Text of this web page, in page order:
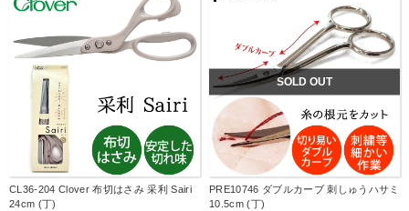
CL36-204 Clover 布切はさみ 采利 Sairi
24cm (丁)
SOLD OUT
PRE10746 ダブルカーブ 刺しゅうハサミ
10.5cm (丁)